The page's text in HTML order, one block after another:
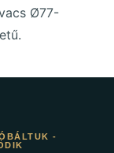
Ø77-
-